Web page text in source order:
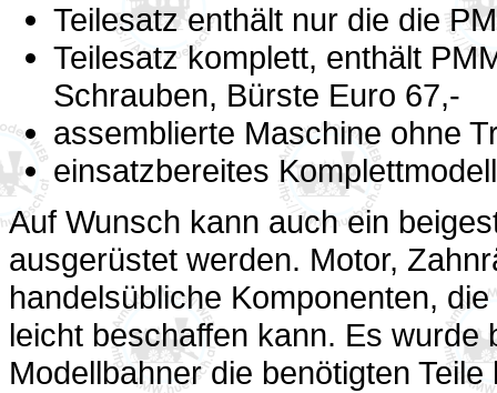
Teilesatz enthält nur die die
Teilesatz komplett, enthält
Schrauben, Bürste Euro 67,-
assemblierte Maschine ohne
einsatzbereites
Auf Wunsch kann auch ein
ausgerüstet werden. Motor,
handelsübliche Komponenten,
leicht beschaffen kann. Es
Modellbahner die benötigten